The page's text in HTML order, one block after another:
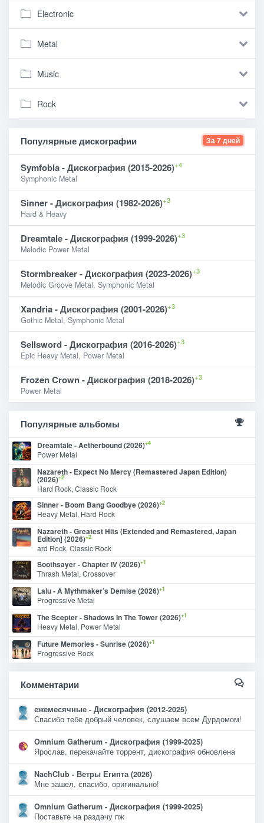
Electronic
Metal
Music
Rock
Популярные дискографии За 7 дней
Symfobia - Дискография (2015-2026)+4
Symphonic Metal
Sinner - Дискография (1982-2026)+3
Hard & Heavy
Dreamtale - Дискография (1999-2026)+3
Melodic Power Metal
Stormbreaker - Дискография (2023-2026)+3
Melodic Groove Metal, Symphonic Metal
Xandria - Дискография (2001-2026)+3
Gothic Metal, Symphonic Metal
Sellsword - Дискография (2016-2026)+3
Epic Heavy Metal, Power Metal
Frozen Crown - Дискография (2018-2026)+3
Power Metal
Популярные альбомы
Dreamtale - Aetherbound (2026)+4
Power Metal
Nazareth - Expect No Mercy (Remastered Japan Edition)
(2026)+2
Hard Rock, Classic Rock
Sinner - Boom Bang Goodbye (2026)+2
Heavy Metal, Hard Rock
Nazareth - Greatest Hits (Extended and Remastered, Japan
Edition] (2026)+2
ard Rock, Classic Rock
Soothsayer - Chapter IV (2026)+1
Thrash Metal, Crossover
Lalu - A Mythmaker’s Demise (2026)+1
Progressive Metal
The Scepter - Shadows In The Tower (2026)+1
Heavy Metal, Power Metal
Future Memories - Sunrise (2026)+1
Progressive Rock
Комментарии
ежемесячные - Дискография (2012-2025)
Спасибо тебе добрый человек, слушаем всем Дурдомом!
Omnium Gatherum - Дискография (1999-2025)
Ярослав, перекачайте торрент, дискография обновлена
NachClub - Ветры Египта (2026)
Мне зашел, спасибо, оригинально!
Omnium Gatherum - Дискография (1999-2025)
Поставьте на раздачу пж